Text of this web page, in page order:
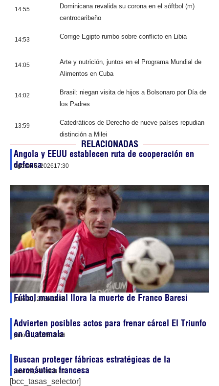
14:55
Dominicana revalida su corona en el sóftbol (m)
centrocaribeño
14:53 Corrige Egipto rumbo sobre conflicto en Libia
14:05
Arte y nutrición, juntos en el Programa Mundial de
Alimentos en Cuba
14:02
Brasil: niegan visita de hijos a Bolsonaro por Día de
los Padres
13:59
Catedráticos de Derecho de nueve países repudian
distinción a Milei
RELACIONADAS
Angola y EEUU establecen ruta de cooperación en
defensa
agosto 6, 202617:30
Fútbol mundial llora la muerte de Franco Baresi
julio 31, 202613:48
Advierten posibles actos para frenar cárcel El Triunfo
en Guatemala
julio 31, 202612:06
Buscan proteger fábricas estratégicas de la
aeronáutica francesa
julio 29, 202608:47
[bcc_tasas_selector]